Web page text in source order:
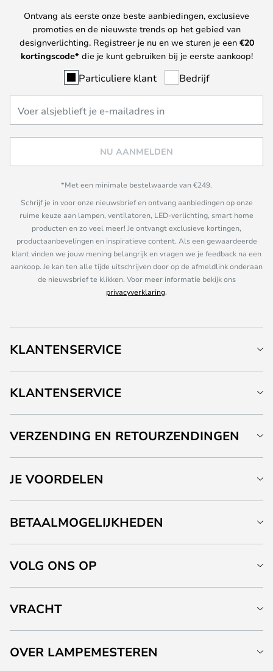
Ontvang als eerste onze beste aanbiedingen, exclusieve
promoties en de nieuwste trends op het gebied van
designverlichting. Registreer je nu en we sturen je een €20
kortingscode* die je kunt gebruiken bij je eerste aankoop!
Particuliere klant Bedrijf
NU AANMELDEN
*Met een minimale bestelwaarde van €249.
Schrijf je in voor onze nieuwsbrief en ontvang aanbiedingen op onze
ruime keuze aan lampen, ventilatoren, LED-verlichting, smart home
producten en zo veel meer! Je ontvangt exclusieve kortingen,
productaanbevelingen en inspiratieve content. Als een gewaardeerde
klant vinden we jouw mening belangrijk en vragen we je feedback na een
aankoop. Je kan ten alle tijde uitschrijven door op de afmeldlink onderaan
de nieuwsbrief te klikken. Voor meer informatie bekijk ons
privacyverklaring.
KLANTENSERVICE
KLANTENSERVICE
VERZENDING EN RETOURZENDINGEN
JE VOORDELEN
BETAALMOGELIJKHEDEN
VOLG ONS OP
VRACHT
OVER LAMPEMESTEREN